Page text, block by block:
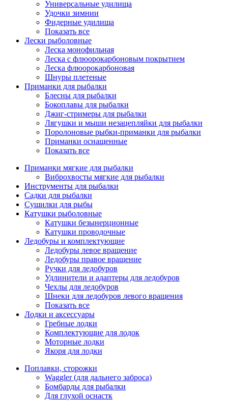
Универсальные удилища
Удочки зимнии
Фидерные удилища
Показать все
Лески рыболовные
Леска монофильная
Леска с флюорокарбоновым покрытием
Леска флюорокарбоновая
Шнуры плетеные
Приманки для рыбалки
Блесны для рыбалки
Бокоплавы для рыбалки
Джиг-стримеры для рыбалки
Лягушки и мыши незацепляйки для рыбалки
Поролоновые рыбки-приманки для рыбалки
Приманки оснащенные
Показать все
Приманки мягкие для рыбалки
Виброхвосты мягкие для рыбалки
Инструменты для рыбалки
Садки для рыбалки
Сушилки для рыбы
Катушки рыболовные
Катушки безынерционные
Катушки проводочные
Ледобуры и комплектующие
Ледобуры левое вращение
Ледобуры правое вращение
Ручки для ледобуров
Удлинители и адаптеры для ледобуров
Чехлы для ледобуров
Шнеки для ледобуров левого вращения
Показать все
Лодки и аксессуары
Гребные лодки
Комплектующие для лодок
Моторные лодки
Якоря для лодки
Поплавки, сторожки
Waggler (для дальнего заброса)
Бомбарды для рыбалки
Для глухой оснастк